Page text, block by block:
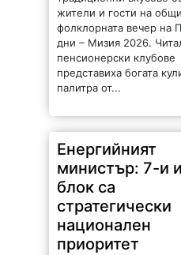
жители и гости на
фолклорната вечер на
дни – Мизия 2026.
пенсионерски клубове
представиха богата
палитра от...
Енергийният
министър: 7-и
блок са
стратегически
национален
приоритет